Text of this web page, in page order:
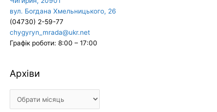
вул. Богдана Хмельницького, 26
(04730) 2-59-77
chygyryn_mrada@ukr.net
Графік роботи: 8:00 – 17:00
Архіви
Архіви